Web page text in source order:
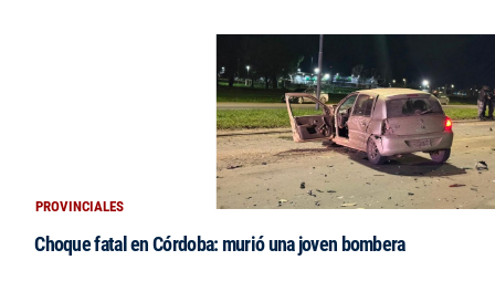
PROVINCIALES
Choque fatal en Córdoba: murió una joven bombera